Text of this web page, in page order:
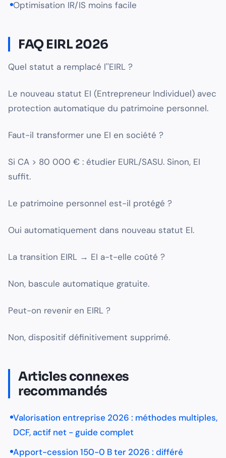
Optimisation IR/IS moins facile
FAQ EIRL 2026
Quel statut a remplacé l''EIRL ?
Le nouveau statut EI (Entrepreneur Individuel) avec
protection automatique du patrimoine personnel.
Faut-il transformer une EI en société ?
Si CA > 80 000 € : étudier EURL/SASU. Sinon, EI
suffit.
Le patrimoine personnel est-il protégé ?
Oui automatiquement dans nouveau statut EI.
La transition EIRL → EI a-t-elle coûté ?
Non, bascule automatique gratuite.
Peut-on revenir en EIRL ?
Non, dispositif définitivement supprimé.
Articles connexes
recommandés
Valorisation entreprise 2026 : méthodes multiples,
DCF, actif net - guide complet
Apport-cession 150-0 B ter 2026 : différé